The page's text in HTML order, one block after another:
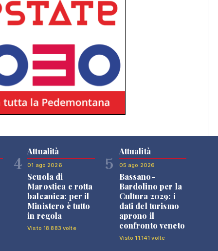
4
Attualità
01 ago 2026
Scuola di
Marostica e rotta
balcanica: per il
Ministero è tutto
in regola
Visto 18.883 volte
5
Attualità
05 ago 2026
Bassano-
Bardolino per la
Cultura 2029: i
dati del turismo
aprono il
confronto veneto
Visto 11.141 volte